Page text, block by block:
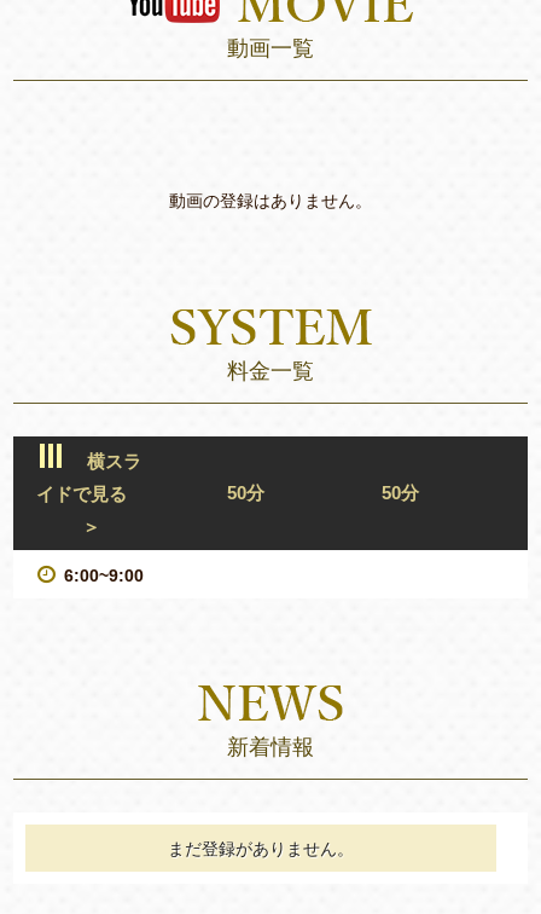
動画一覧
動画の登録はありません。
料金一覧
横スラ
イドで見る
＞
50分 50分
6:00~9:00
新着情報
まだ登録がありません。